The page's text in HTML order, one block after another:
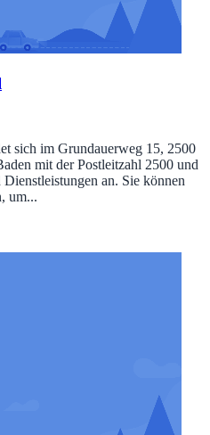
sich im Grundauerweg 15, 2500
mit der Postleitzahl 2500 und
an. Sie können
um...